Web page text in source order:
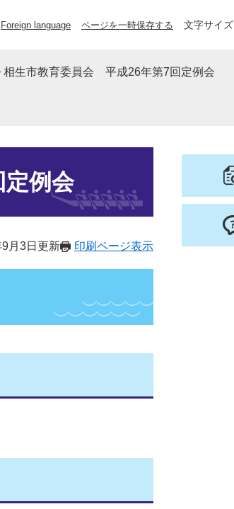
Foreign language ページを一時保存する 文字サイズ
相生市教育委員会 平成26年第7回定例会
例会
月3日更新 印刷ページ表示